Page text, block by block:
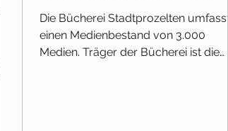
Die Bücherei Stadtprozelten umfasst
einen Medienbestand von 3.000
Medien. Träger der Bücherei ist die